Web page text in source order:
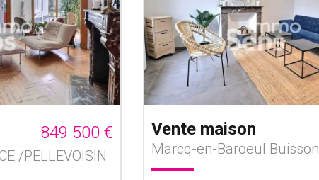
849 500 €
/PELLEVOISIN
Vente maison
Marcq-en-Baroeul Buisson